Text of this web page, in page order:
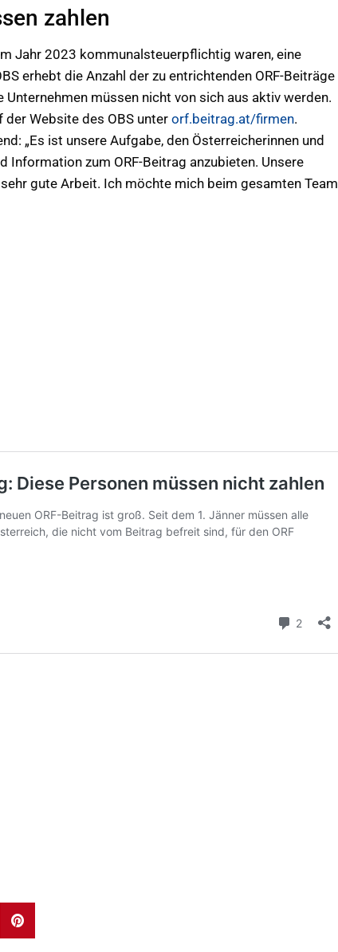
zahlen
Jahr 2023 kommunalsteuerpflichtig waren, eine
erhebt die Anzahl der zu entrichtenden ORF-Beiträge
müssen nicht von sich aus aktiv werden.
Website des OBS unter orf.beitrag.at/firmen.
„Es ist unsere Aufgabe, den Österreicherinnen und
Information zum ORF-Beitrag anzubieten. Unsere
gute Arbeit. Ich möchte mich beim gesamten Team